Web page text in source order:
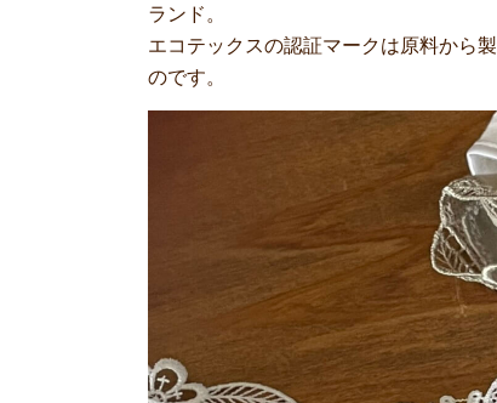
ランド。
エコテックスの認証マークは原料から
のです。